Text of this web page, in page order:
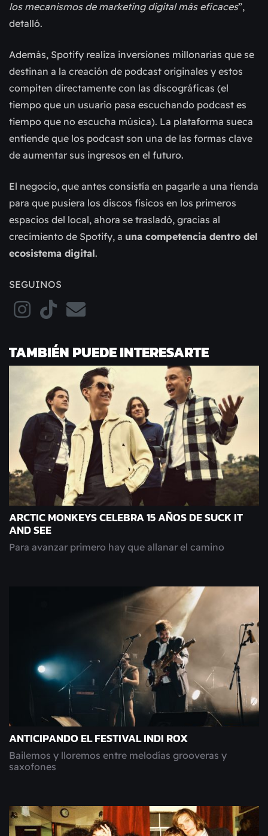
los mecanismos de marketing digital más eficaces”,
detalló.
Además, Spotify realiza inversiones millonarias que se
destinan a la creación de podcast originales y estos
compiten directamente con las discográficas (el
tiempo que un usuario pasa escuchando podcast es
tiempo que no escucha música). La plataforma sueca
entiende que los podcast son una de las formas clave
de aumentar sus ingresos en el futuro.
El negocio, que antes consistía en pagarle a una tienda
para que pusiera los discos físicos en los primeros
espacios del local, ahora se trasladó, gracias al
crecimiento de Spotify, a una competencia dentro del
ecosistema digital.
SEGUINOS
TAMBIÉN PUEDE INTERESARTE
ARCTIC MONKEYS CELEBRA 15 AÑOS DE SUCK IT
AND SEE
Para avanzar primero hay que allanar el camino
ANTICIPANDO EL FESTIVAL INDI ROX
Bailemos y lloremos entre melodías grooveras y
saxofones